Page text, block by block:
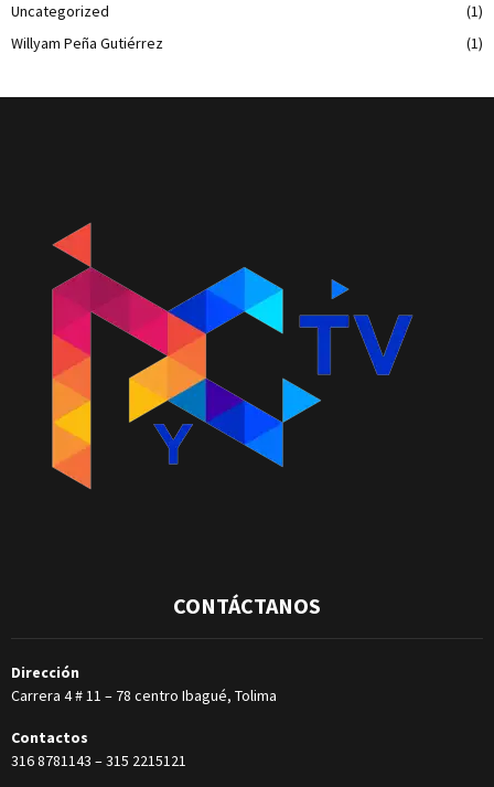
Uncategorized
(1)
Willyam Peña Gutiérrez
(1)
CONTÁCTANOS
Dirección
Carrera 4 # 11 – 78 centro Ibagué, Tolima
Contactos
316 8781143 –315 2215121